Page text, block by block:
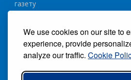
We use cookies on our site to
experience, provide
analyze our traffic. Cookie
газету
Следуйте за нами:
ВСЕ ПРАВА ЗАЩИЩЕНЫ